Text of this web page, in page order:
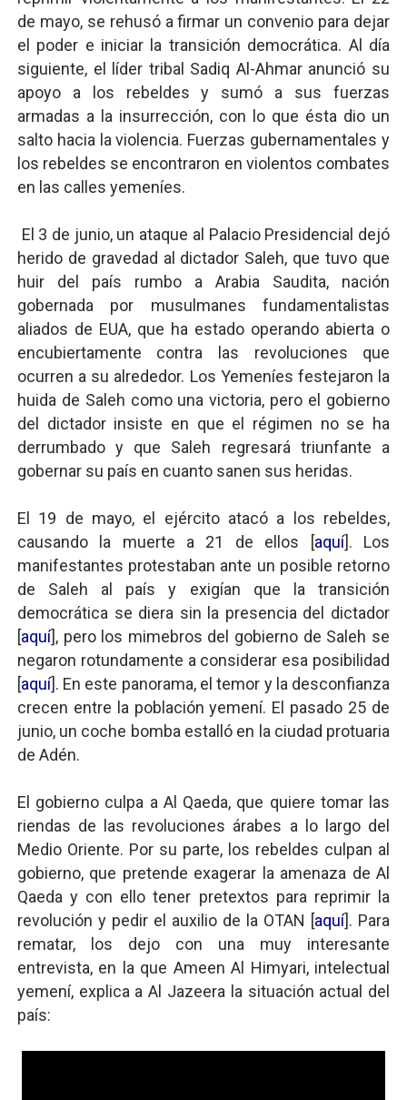
de mayo, se rehusó a firmar un convenio para dejar
el poder e iniciar la transición democrática. Al día
siguiente, el líder tribal Sadiq Al-Ahmar anunció su
apoyo a los rebeldes y sumó a sus fuerzas
armadas a la insurrección, con lo que ésta dio un
salto hacia la violencia. Fuerzas gubernamentales y
los rebeldes se encontraron en violentos combates
en las calles yemeníes.
El 3 de junio, un ataque al Palacio Presidencial dejó
herido de gravedad al dictador Saleh, que tuvo que
huir del país rumbo a Arabia Saudita, nación
gobernada por musulmanes fundamentalistas
aliados de EUA, que ha estado operando abierta o
encubiertamente contra las revoluciones que
ocurren a su alrededor. Los Yemeníes festejaron la
huida de Saleh como una victoria, pero el gobierno
del dictador insiste en que el régimen no se ha
derrumbado y que Saleh regresará triunfante a
gobernar su país en cuanto sanen sus heridas.
El 19 de mayo, el ejército atacó a los rebeldes,
causando la muerte a 21 de ellos [aquí]. Los
manifestantes protestaban ante un posible retorno
de Saleh al país y exigían que la transición
democrática se diera sin la presencia del dictador
[aquí], pero los mimebros del gobierno de Saleh se
negaron rotundamente a considerar esa posibilidad
[aquí]. En este panorama, el temor y la desconfianza
crecen entre la población yemení. El pasado 25 de
junio, un coche bomba estalló en la ciudad protuaria
de Adén.
El gobierno culpa a Al Qaeda, que quiere tomar las
riendas de las revoluciones árabes a lo largo del
Medio Oriente. Por su parte, los rebeldes culpan al
gobierno, que pretende exagerar la amenaza de Al
Qaeda y con ello tener pretextos para reprimir la
revolución y pedir el auxilio de la OTAN [aquí]. Para
rematar, los dejo con una muy interesante
entrevista, en la que Ameen Al Himyari, intelectual
yemení, explica a Al Jazeera la situación actual del
país: